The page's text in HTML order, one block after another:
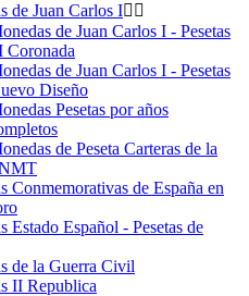
de Juan Carlos I 
de Juan Carlos I - Pesetas
Coronada
de Juan Carlos I - Pesetas
Diseño
Pesetas por años
de Peseta Carteras de la
Conmemorativas de España en
Estado Español - Pesetas de
de la Guerra Civil
II Republica